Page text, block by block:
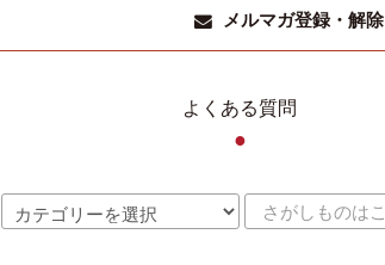
メルマガ登録・解除
よくある質問
●